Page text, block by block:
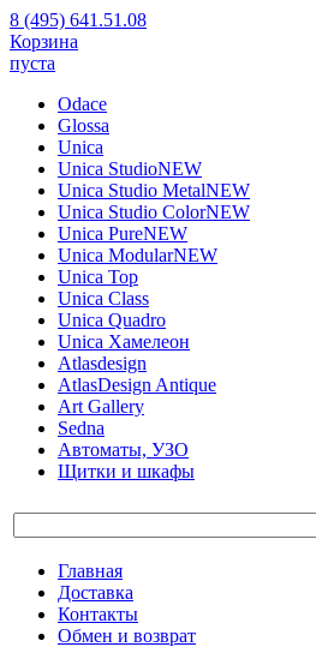
8 (495) 641.51.08
Корзина
пуста
Odace
Glossa
Unica
Unica StudioNEW
Unica Studio MetalNEW
Unica Studio ColorNEW
Unica PureNEW
Unica ModularNEW
Unica Top
Unica Class
Unica Quadro
Unica Хамелеон
Atlasdesign
AtlasDesign Antique
Art Gallery
Sedna
Автоматы, УЗО
Щитки и шкафы
Главная
Доставка
Контакты
Обмен и возврат